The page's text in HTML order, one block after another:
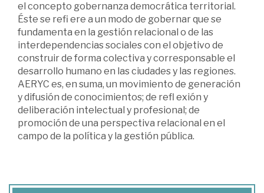
el concepto gobernanza democrática territorial.
Éste se refi ere a un modo de gobernar que se
fundamenta en la gestión relacional o de las
interdependencias sociales con el objetivo de
construir de forma colectiva y corresponsable el
desarrollo humano en las ciudades y las regiones.
AERYC es, en suma, un movimiento de generación
y difusión de conocimientos; de refl exión y
deliberación intelectual y profesional; de
promoción de una perspectiva relacional en el
campo de la política y la gestión pública.